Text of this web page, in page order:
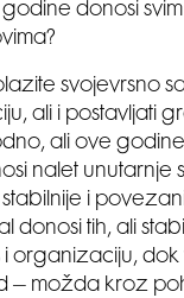
donosi svim
svojevrsno
ali i postavljati
ali ove
nalet unutarnje
i
donosi tih, ali
i organizaciju,
– možda kroz